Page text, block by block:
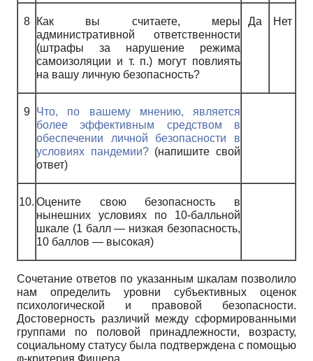
8
Как вы считаете, меры
административной ответственности
(штрафы за нарушение режима
самоизоляции и т. п.) могут повлиять
на вашу личную безопасность?
Да Нет
9
Что, по вашему мнению, является
более эффективным средством в
обеспечении личной безопасности в
условиях пандемии?(напишите свой
ответ)
10. Оцените свою безопасность в
нынешних условиях по 10-балльной
шкале (1 балл — низкая безопасность,
10 баллов — высокая)
Сочетание ответов по указанным шкалам позволило
нам определить уровни субъективных оценок
психологической и правовой безопасности.
Достоверность различий между сформированными
группами по половой принадлежности, возрасту,
социальному статусу была подтверждена с помощью
φ-критерия Фишера.